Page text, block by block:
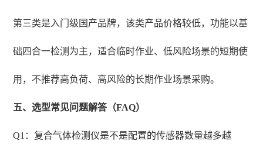
第三类是入门级国产品牌，该类产品价格较低，功能以基
础四合一检测为主，适合临时作业、低风险场景的短期使
用，不推荐高负荷、高风险的长期作业场景采购。
五、选型常见问题解答（FAQ）
Q1：复合气体检测仪是不是配置的传感器数量越多越